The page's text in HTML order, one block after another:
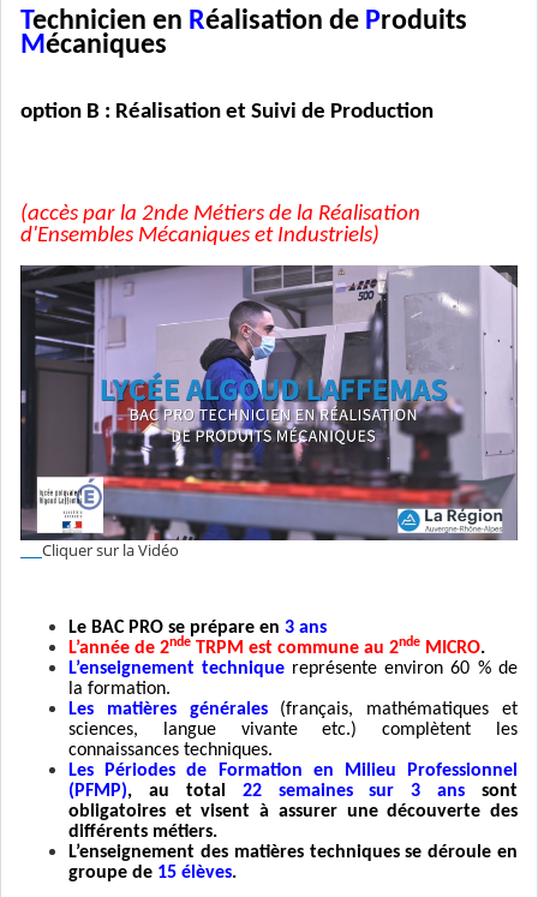
Technicien en Réalisation de Produits
Mécaniques
option B : Réalisation et Suivi de Production
(accès par la 2nde Métiers de la Réalisation
d'Ensembles Mécaniques et Industriels)
Cliquer sur la Vidéo
Le BAC PRO se prépare en 3 ans
L’année de 2nde TRPM est commune au 2nde MICRO.
L’enseignement technique représente environ 60 % de
la formation.
Les matières générales (français, mathématiques et
sciences, langue vivante etc.) complètent les
connaissances techniques.
Les Périodes de Formation en Milieu Professionnel
(PFMP), au total 22 semaines sur 3 ans sont
obligatoires et visent à assurer une découverte des
différents métiers.
L’enseignement des matières techniques se déroule en
groupe de 15 élèves.